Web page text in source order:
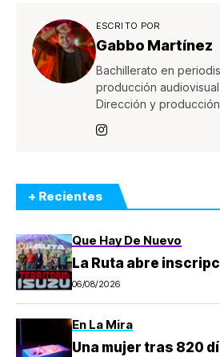
ESCRITO POR
Gabbo Martínez
Bachillerato en
producción
Dirección y
+ Recientes
Que Hay De Nuevo
La Ruta abre
06/08/2026
En La Mira
Una mujer tras 820